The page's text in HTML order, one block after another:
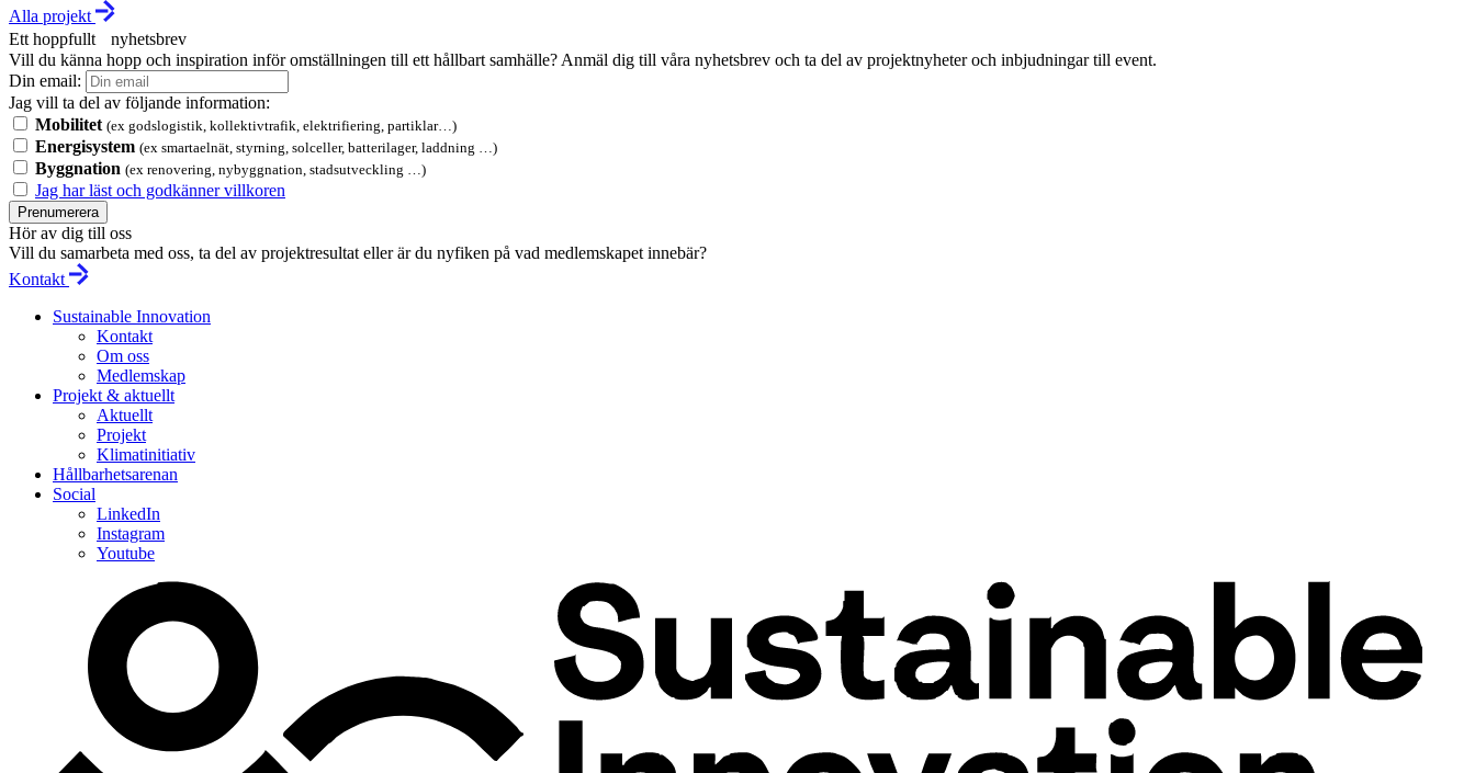
Alla projekt
Ett hoppfullt nyhetsbrev
Vill du känna hopp och inspiration inför omställningen till ett hållbart samhälle? Anmäl dig till våra nyhetsbrev och ta del av projektnyheter och inbjudningar till event.
Din email:
Jag vill ta del av följande information:
Mobilitet (ex godslogistik, kollektivtrafik, elektrifiering, partiklar…)
Energisystem (ex smartaelnät, styrning, solceller, batterilager, laddning …)
Byggnation (ex renovering, nybyggnation, stadsutveckling …)
Jag har läst och godkänner villkoren
Prenumerera
Hör av dig till oss
Vill du samarbeta med oss, ta del av projektresultat eller är du nyfiken på vad medlemskapet innebär?
Kontakt
Sustainable Innovation
Kontakt
Om oss
Medlemskap
Projekt & aktuellt
Aktuellt
Projekt
Klimatinitiativ
Hållbarhetsarenan
Social
LinkedIn
Instagram
Youtube